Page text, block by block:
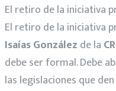
El retiro de la iniciativa
El retiro de la iniciativa
Isaías González de la
debe ser formal. Debe
las legislaciones que